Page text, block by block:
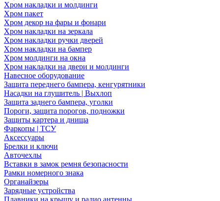
Хром накладки и молдинги
Хром пакет
Хром декор на фары и фонари
Хром накладки на зеркала
Хром накладки ручки дверей
Хром накладки на бампер
Хром молдинги на окна
Хром накладки на двери и молдинги
Навесное оборудование
Защита переднего бампера, кенгурятники
Насадки на глушитель | Выхлоп
Защита заднего бампера, уголки
Пороги, защита порогов, подножки
Защиты картера и днища
Фаркопы | ТСУ
Аксессуары
Брелки и ключи
Авточехлы
Вставки в замок ремня безопасности
Рамки номерного знака
Органайзеры
Зарядные устройства
Плавники на крышу и радио антенны